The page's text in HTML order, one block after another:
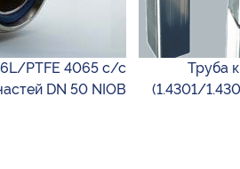
PTFE 4065 с/с
DN 50 NIOB
Труба
(1.4301/